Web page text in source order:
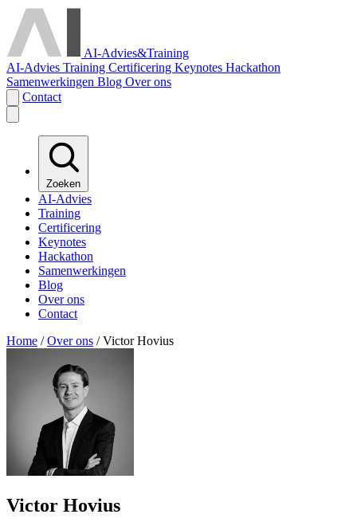
AI-Advies&Training
AI-Advies Training Certificering Keynotes Hackathon
Samenwerkingen Blog Over ons
Contact
Zoeken
AI-Advies
Training
Certificering
Keynotes
Hackathon
Samenwerkingen
Blog
Over ons
Contact
Home / Over ons / Victor Hovius
Victor Hovius